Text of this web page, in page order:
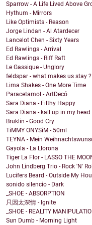
Sparrow - A Life Lived Above
Hythum - Mirrors
Like Optimists - Reason
Jorge Lindan - Al Atardecer
Lancelot Chen - Sixty Years
Ed Rawlings - Arrival
Ed Rawlings - Riff Raft
Le Gassique - Unglory
feldspar - what makes us stay ?
Lima Shakes - One More Time
Paracetamol - ArtDecó
Sara Diana - Filthy Happy
Sara Diana - kall up in my head
Bruklin - Good Cry
TiMMY ONYSiM - 50ml
TEYNA - Mein
Gayola - La Llorona
Tiger La Flor - LASSO THE
John Lindberg Trio - Rock 'N'
Lucifers Beard - Outside My
sonido silencio - Dark
_SHOE - ABSORPTION
只因太深情 - Ignite
_SHOE - REALITY
Sun Dumb - Morning Light